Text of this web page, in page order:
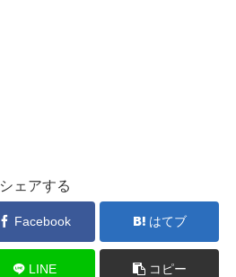
シェアする
Facebook はてブ
LINE コピー